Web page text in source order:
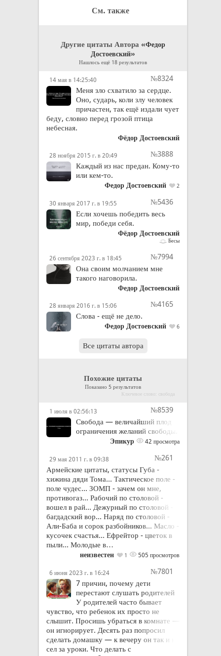
См. также
Другие цитаты Автора «Федор
Достоевский»
Нашлось ещё 18 результатов
14 мая в 14:25:40
№8324
Меня зло схватило за сердце.
Оно, сударь, коли злу человек
причастен, так ещё издали чует
беду, словно перед грозой птица
небесная.
Фёдор Достоевский
28 ноября 2015 г. в 20:49
№3888
Каждый из нас предан. Кому-то
или кем-то.
Федор Достоевский 2
30 января 2017 г. в 19:55
№5436
Если хочешь победить весь
мир, победи себя.
Фёдор Достоевский
Бесы
26 сентября 2023 г. в 18:45
№7994
Она своим молчанием мне
такого наговорила.
Федор Достоевский
28 января 2016 г. в 15:06
№4165
Слова - ещё не дело.
Федор Достоевский 6
Все цитаты автора
Похожие цитаты
Показано 5 результатов
Ключевое слово: свобода
1 июля в 02:56:13
№8539
Свобода — величайший плод
ограничения желаний свободы.
Эпикур 42 просмотра
29 мая 2011 г. в 09:38
№261
Армейские цитаты, статусы Губа -
хижина дяди Тома... Тактическое поле -
поле чудес... ЗОМП - зачем он мне,
противогаз... Рабочий по столовой -
вошел в рай... Дежурный по столовой -
багдадский вор... Наряд по столовой -
Али-Баба и сорок разбойников... Масло -
кусочек счастья... Ефрейтор - цветок в
пыли... Молодые в…
неизвестен 1 505 просмотров
6 июня 2023 г. в 16:24
№7801
7 причин, почему дети
перестают слушать родителей
У родителей часто бывает
чувство, что ребенок их просто не
слышит. Просишь убраться в комнате —
он игнорирует. Десять раз попросил
сделать домашку — к вечеру он так и не
сел за уроки. Что делать с